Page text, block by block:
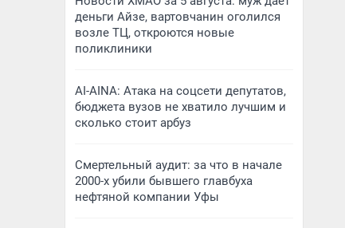
деньги Айзе, вартовчанин оголился
возле ТЦ, откроются новые
поликлиники
AI-AINA: Атака на соцсети депутатов,
бюджета вузов не хватило лучшим и
сколько стоит арбуз
Смертельный аудит: за что в начале
2000-х убили бывшего главбуха
нефтяной компании Уфы